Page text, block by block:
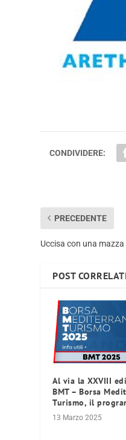
CONDIVIDERE:
PRECEDENTE
Uccisa con una
POST
Al via la XXVIII
BMT – Borsa
Turismo, il
13 Marzo 2025